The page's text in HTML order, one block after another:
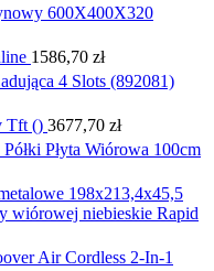
600X400X320
1586,70 zł
4 Slots (892081)
Tft () 3677,70 zł
Płyta Wiórowa 100cm
198x213,4x45,5
wiórowej niebieskie Rapid
Air Cordless 2-In-1